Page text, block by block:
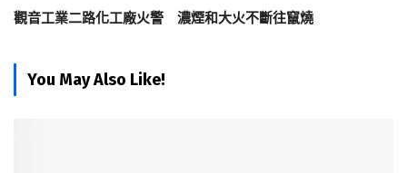
觀音工業二路化工廠火警 濃煙和大火不斷往竄燒
You May Also Like!